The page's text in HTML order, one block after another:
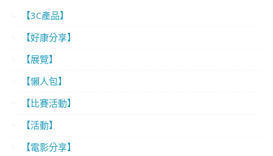
【3C產品】
【好康分享】
【展覽】
【懶人包】
【比賽活動】
【活動】
【電影分享】